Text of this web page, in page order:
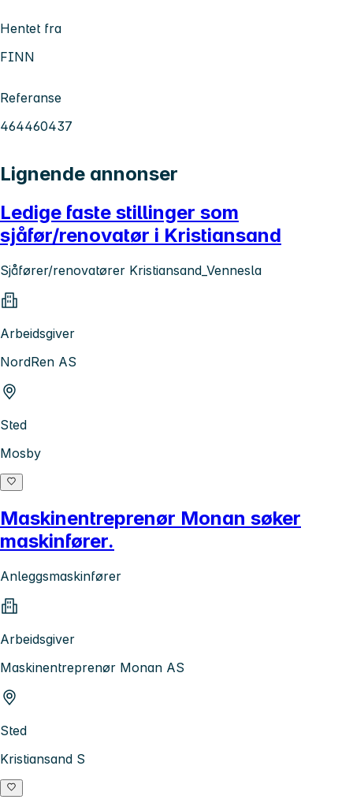
Hentet fra
FINN
Referanse
464460437
Lignende annonser
Ledige faste stillinger som
sjåfør/renovatør i Kristiansand
Sjåfører/renovatører Kristiansand_Vennesla
Arbeidsgiver
NordRen AS
Sted
Mosby
Maskinentreprenør Monan søker
maskinfører.
Anleggsmaskinfører
Arbeidsgiver
Maskinentreprenør Monan AS
Sted
Kristiansand S